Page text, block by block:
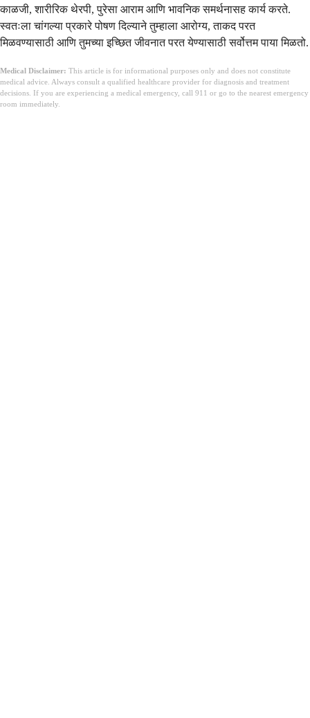
काळजी, शारीरिक थेरपी, पुरेसा आराम आणि भावनिक समर्थनासह कार्य करते.
स्वतःला चांगल्या प्रकारे पोषण दिल्याने तुम्हाला आरोग्य, ताकद परत
मिळवण्यासाठी आणि तुमच्या इच्छित जीवनात परत येण्यासाठी सर्वोत्तम पाया मिळतो.
Medical Disclaimer: This article is for informational purposes only and does not constitute
medical advice. Always consult a qualified healthcare provider for diagnosis and treatment
decisions. If you are experiencing a medical emergency, call 911 or go to the nearest emergency
room immediately.